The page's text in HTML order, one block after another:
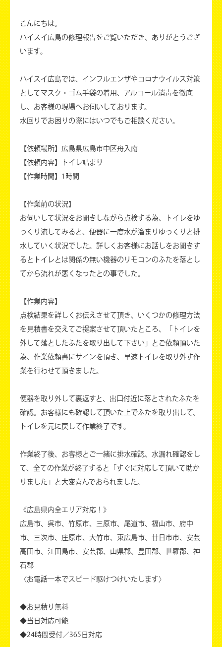
こんにちは。
ハイスイ広島の修理報告をご覧いただき、ありがとうござ
います。
ハイスイ広島では、インフルエンザやコロナウイルス対策
としてマスク・ゴム手袋の着用、アルコール消毒を徹底
し、お客様の現場へお伺いしております。
水回りでお困りの際にはいつでもご相談ください。
【依頼場所】広島県広島市中区舟入南
【依頼内容】トイレ詰まり
【作業時間】1時間
【作業前の状況】
お伺いして状況をお聞きしながら点検する為、トイレをゆ
っくり流してみると、便器に一度水が溜まりゆっくりと排
水していく状況でした。詳しくお客様にお話しをお聞きす
るとトイレとは関係の無い機器のリモコンのふたを落とし
てから流れが悪くなったとの事でした。
【作業内容】
点検結果を詳しくお伝えさせて頂き、いくつかの修理方法
を見積書を交えてご提案させて頂いたところ、「トイレを
外して落としたふたを取り出して下さい」とご依頼頂いた
為、作業依頼書にサインを頂き、早速トイレを取り外す作
業を行わせて頂きました。
便器を取り外して裏返すと、出口付近に落とされたふたを
確認。お客様にも確認して頂いた上でふたを取り出して、
トイレを元に戻して作業終了です。
作業終了後、お客様とご一緒に排水確認、水漏れ確認をし
て、全ての作業が終了すると「すぐに対応して頂いて助か
りました」と大変喜んでおられました。
《広島県内全エリア対応！》
広島市、呉市、竹原市、三原市、尾道市、福山市、府中
市、三次市、庄原市、大竹市、東広島市、廿日市市、安芸
高田市、江田島市、安芸郡、山県郡、豊田郡、世羅郡、神
石郡
〈お電話一本でスピード駆けつけいたします〉
◆お見積り無料
◆当日対応可能
◆24時間受付／365日対応